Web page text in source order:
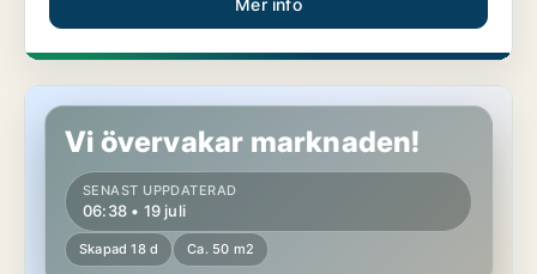
Mer info
Butikslokal i Täby
Vi övervakar marknaden!
SENAST UPPDATERAD
06:38 • 19 juli
Skapad 18 d Ca. 50 m2